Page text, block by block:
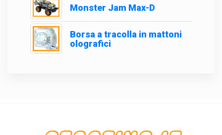
Monster Jam Max-D
Borsa a tracolla in mattoni
olografici